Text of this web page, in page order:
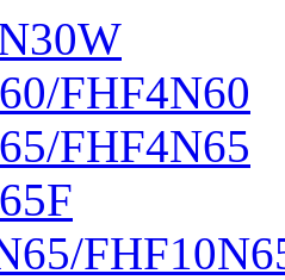
FHF4N60
FHF4N65